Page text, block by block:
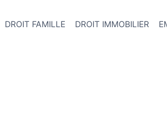
DROIT FAMILLE DROIT IMMOBILIER